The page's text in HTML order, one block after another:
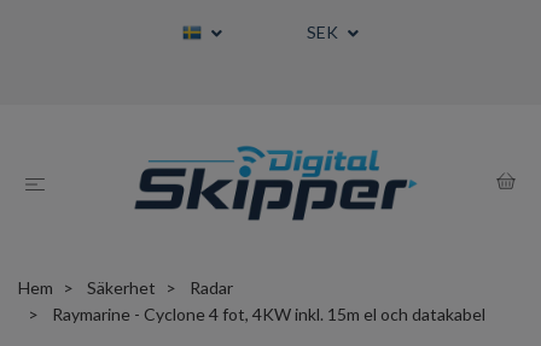
SEK
Hem Säkerhet
Radar
Raymarine - Cyclone 4 fot, 4KW inkl. 15m el och datakabel